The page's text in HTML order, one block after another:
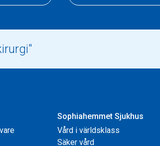
Sophiahemmet Sjukhus
Vård i världsklass
Säker vård